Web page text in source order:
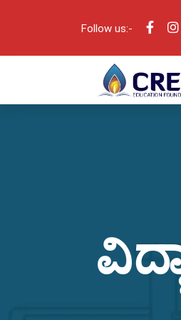
Follow us:-